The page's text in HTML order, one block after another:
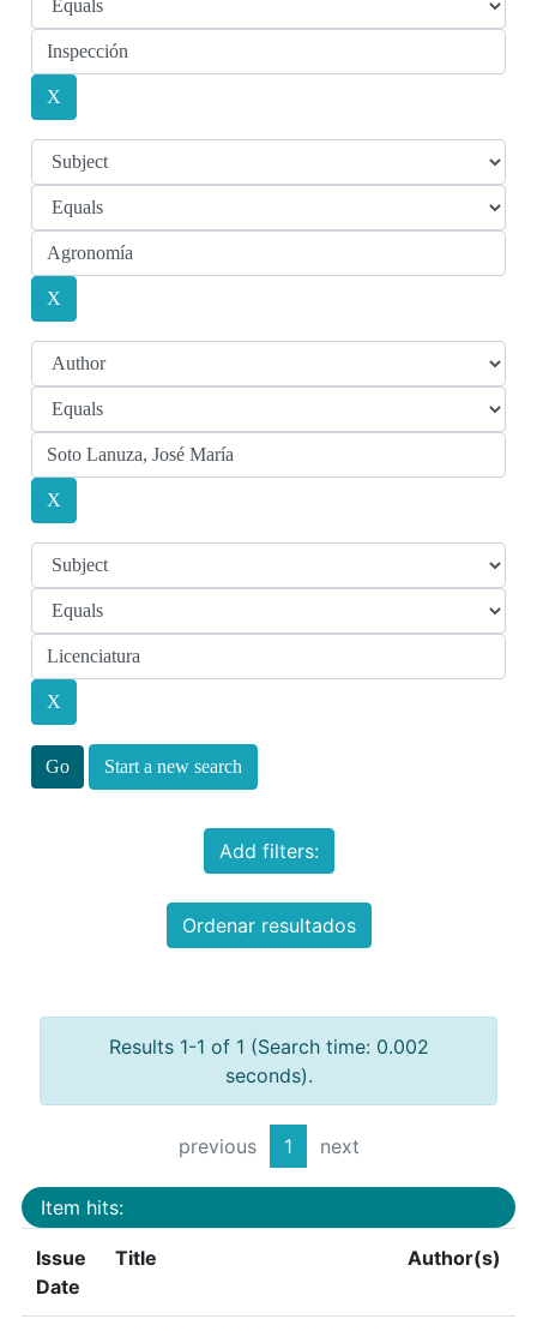
Start a new search
Add filters:
Ordenar resultados
Results 1-1 of 1 (Search time: 0.002
seconds).
previous 1 next
Item hits:
Issue
Date
Title Author(s)